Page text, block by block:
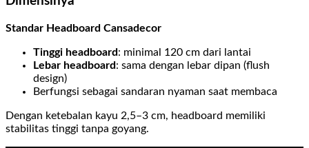
Standar Headboard Cansadecor
Tinggi headboard: minimal 120 cm dari lantai
Lebar headboard: sama dengan lebar dipan (flush
design)
Berfungsi sebagai sandaran nyaman saat membaca
Dengan ketebalan kayu 2,5–3 cm, headboard memiliki
stabilitas tinggi tanpa goyang.